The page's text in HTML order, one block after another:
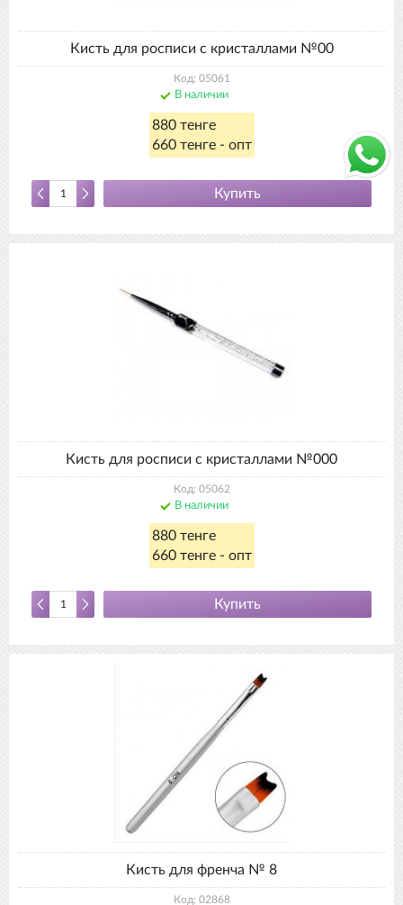
Кисть для росписи с кристаллами №00
Код: 05061
В наличии
880 тенге
660 тенге - опт
Купить
Кисть для росписи с кристаллами №000
Код: 05062
В наличии
880 тенге
660 тенге - опт
Купить
Кисть для френча № 8
Код: 02868